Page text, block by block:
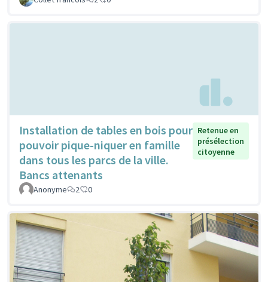
Installation de tables en bois pour
pouvoir pique-niquer en famille
dans tous les parcs de la ville.
Bancs attenants
Retenue en
présélection
citoyenne
Anonyme 2 0